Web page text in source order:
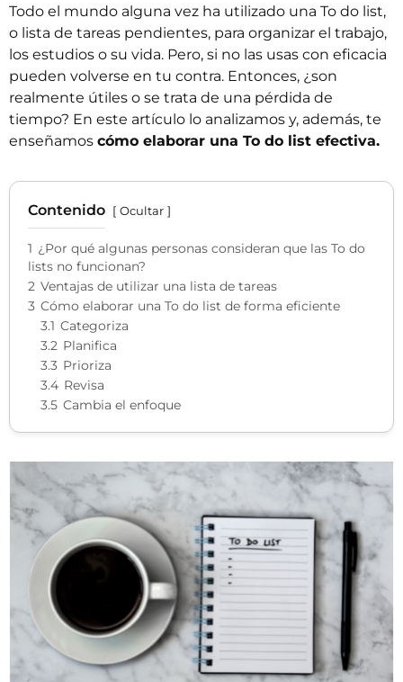
Todo el mundo alguna vez ha utilizado una To do list,
o lista de tareas pendientes, para organizar el trabajo,
los estudios o su vida. Pero, si no las usas con eficacia
pueden volverse en tu contra. Entonces, ¿son
realmente útiles o se trata de una pérdida de
tiempo? En este artículo lo analizamos y, además, te
enseñamos cómo elaborar una To do list efectiva.
Contenido Ocultar
1 ¿Por qué algunas personas consideran que las To do
lists no funcionan?
2 Ventajas de utilizar una lista de tareas
3 Cómo elaborar una To do list de forma eficiente
3.1 Categoriza
3.2 Planifica
3.3 Prioriza
3.4 Revisa
3.5 Cambia el enfoque